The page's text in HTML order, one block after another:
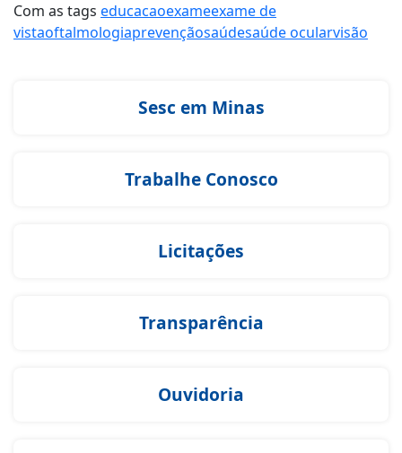
Com as tags educacaoexameexame de
vistaoftalmologiaprevençãosaúdesaúde ocularvisão
Sesc em Minas
Trabalhe Conosco
Licitações
Transparência
Ouvidoria